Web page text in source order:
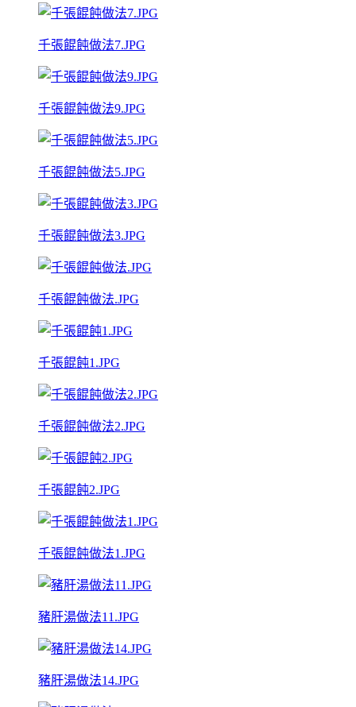
千張餛飩做法7.JPG
千張餛飩做法9.JPG
千張餛飩做法5.JPG
千張餛飩做法3.JPG
千張餛飩做法.JPG
千張餛飩1.JPG
千張餛飩做法2.JPG
千張餛飩2.JPG
千張餛飩做法1.JPG
豬肝湯做法11.JPG
豬肝湯做法14.JPG